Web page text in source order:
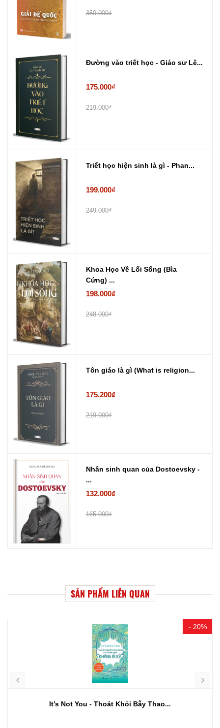
350.000₫
Đường vào triết học - Giáo sư Lê...
175.000₫
219.000₫
Triết học hiện sinh là gì - Phan...
199.000₫
249.000₫
Khoa Học Về Lối Sống (Bìa
Cứng) ...
198.000₫
248.000₫
Tôn giáo là gì (What is religion...
175.200₫
219.000₫
Nhân sinh quan của Dostoevsky -
...
132.000₫
165.000₫
SẢN PHẨM LIÊN QUAN
- 20%
It’s Not You - Thoát Khỏi Bẫy Thao...